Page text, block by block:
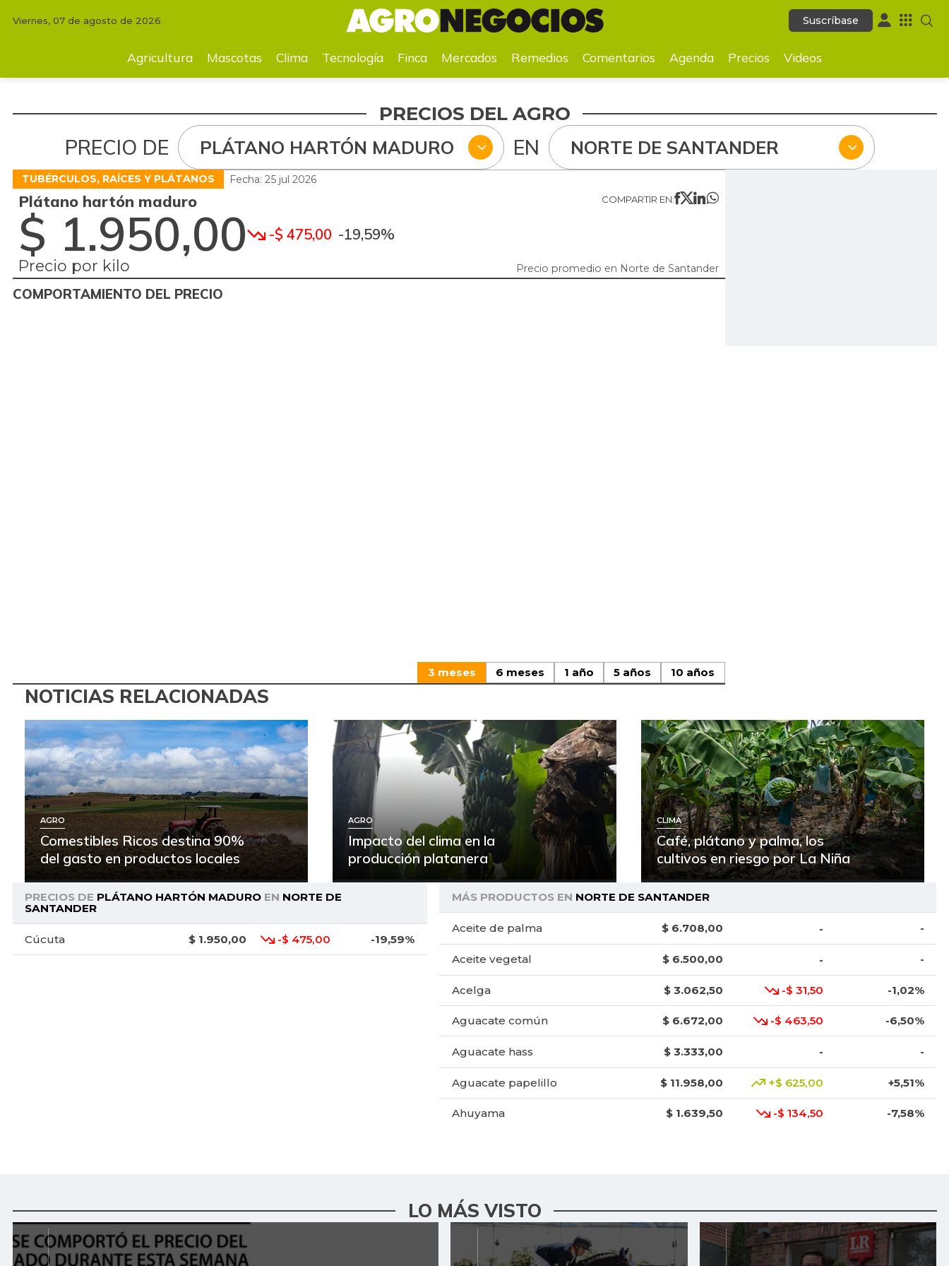
Suscríbase
Mascotas Clima Tecnología Mercados Remedios Comentarios Agenda Precios Videos
Viernes, 07 de agosto de 2026 Suscríbase
Agricultura Mascotas Clima Tecnología Finca Mercados Remedios Comentarios Agenda Precios Videos
PRECIOS DEL AGRO
PRECIO DE PLÁTANO HARTÓN MADURO EN NORTE DE SANTANDER
TUBÉRCULOS, RAÍCES Y PLÁTANOS Fecha: 25 jul 2026
Plátano hartón maduro
$ 1.950,00 -$ 475,00 -19,59%
Precio por kilo
COMPARTIR EN:
Precio promedio en Norte de Santander
COMPORTAMIENTO DEL PRECIO
3 meses 6 meses 1 año 5 años 10 años
NOTICIAS RELACIONADAS
AGRO
Comestibles Ricos destina 90%
del gasto en productos locales
AGRO
Impacto del clima en la
producción platanera
CLIMA
Café, plátano y palma, los
cultivos en riesgo por La Niña
PRECIOS DE PLÁTANO HARTÓN MADUROEN NORTE DE
SANTANDER
Cúcuta $ 1.950,00 -$ 475,00 -19,59%
MÁS PRODUCTOS EN NORTE DE SANTANDER
Aceite de palma $ 6.708,00 - -
Aceite vegetal $ 6.500,00 - -
Acelga $ 3.062,50 -$ 31,50 -1,02%
Aguacate común $ 6.672,00 -$ 463,50 -6,50%
Aguacate hass $ 3.333,00 - -
Aguacate papelillo $ 11.958,00 +$ 625,00 +5,51%
Ahuyama $ 1.639,50 -$ 134,50 -7,58%
Alas de pollo sin costillar
$ 1.674,50 +$ 23,00 +1,39%
LO MÁS VISTO